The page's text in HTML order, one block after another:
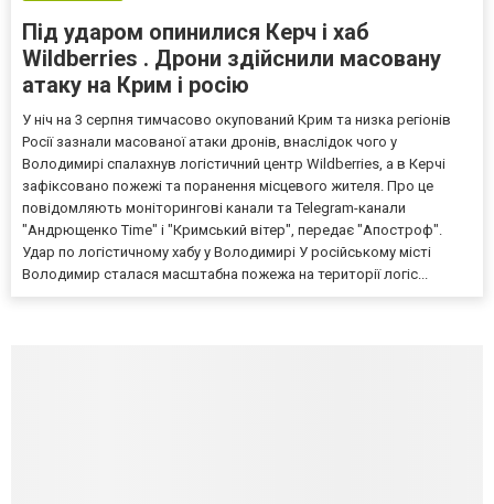
Під ударом опинилися Керч і хаб
Wildberries . Дрони здійснили масовану
атаку на Крим і росію
У ніч на 3 серпня тимчасово окупований Крим та низка регіонів
Росії зазнали масованої атаки дронів, внаслідок чого у
Володимирі спалахнув логістичний центр Wildberries, а в Керчі
зафіксовано пожежі та поранення місцевого жителя. Про це
повідомляють моніторингові канали та Telegram-канали
"Андрющенко Time" і "Кримський вітер", передає "Апостроф".
Удар по логістичному хабу у Володимирі У російському місті
Володимир сталася масштабна пожежа на території логіс...